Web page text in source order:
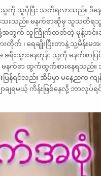
စ်သူကို သူပိုပြီး သတိရလာသည်။ ဒီန
သည်။ မနက်စာဆိုမှ သူသတိရသွာ
ဖို့အတွက် သူကြိုက်တတ်တဲ့ မုန့်ဟင်းခ
က် ၊ ရေချိုးပြီးတာနဲ့ သူ့မိန်းမ
ခရီးသွားနေတုန်း သူ့ကို မနက်စာ
စာ ထွက်ထွက်စားနေရသည်။ ဒါ
န်ရင်လည်း အိမ်မှာ မနေ့ညက ကျ
ချရမယ့် ကိန်းဖြစ်နေလို့ ဘာလုပ်